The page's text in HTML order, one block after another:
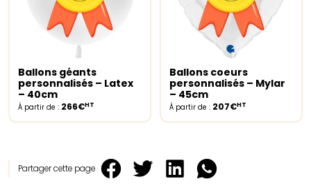
Select options
Ballons géants
personnalisés – Latex
– 40cm
À partir de : 266€HT
Select options
Ballons coeurs
personnalisés – Mylar
– 45cm
À partir de : 207€HT
Partager cette page